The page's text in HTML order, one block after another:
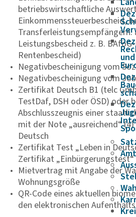
und
betriebswirtschaftliche
Einkommenssteuerbescheid,
Transferleistungsempfängern:
Leistungsbescheid z. B.
Rentenbescheid)
Negativbescheinigung vom
Negativbescheinigung vom
Zertifikat Deutsch B1 (telc
TestDaf, DSH oder ÖSD) oder
Abschlusszeugnis einer
mit der Note „ausreichend“
Deutsch
Zertifikat Test „Leben in
Zertifikat „Einbürgerungstest“
Mietvertrag mit Angabe der
Wohnungsgröße
QR-Code eines aktuellen
den elektronischen